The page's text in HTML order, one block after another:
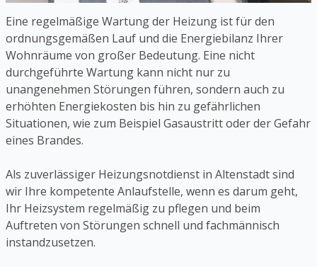
Eine regelmäßige Wartung der Heizung ist für den
ordnungsgemäßen Lauf und die Energiebilanz Ihrer
Wohnräume von großer Bedeutung. Eine nicht
durchgeführte Wartung kann nicht nur zu
unangenehmen Störungen führen, sondern auch zu
erhöhten Energiekosten bis hin zu gefährlichen
Situationen, wie zum Beispiel Gasaustritt oder der Gefahr
eines Brandes.
Als zuverlässiger Heizungsnotdienst in Altenstadt sind
wir Ihre kompetente Anlaufstelle, wenn es darum geht,
Ihr Heizsystem regelmäßig zu pflegen und beim
Auftreten von Störungen schnell und fachmännisch
instandzusetzen.